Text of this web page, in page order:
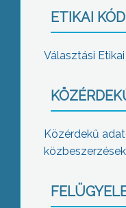
ETIKAI
Választási
Közérdekű
közbeszerzések